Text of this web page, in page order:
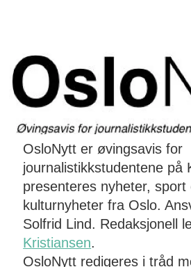
OsloNytt er øvingsavis for
journalistikkstudentene på
presenteres nyheter, sport
kulturnyheter fra Oslo.
Solfrid Lind. Redaksjonell
Kristiansen.
OsloNytt redigeres i tråd